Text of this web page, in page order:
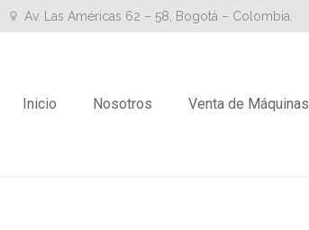
Av. Las Américas 62 – 58, Bogotá – Colombia.
Inicio Nosotros Venta de Máquinas